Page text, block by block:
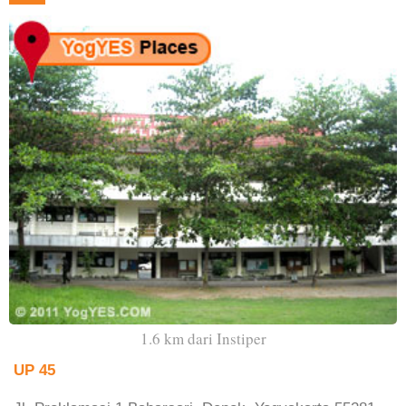
1.6 km dari Instiper
UP 45